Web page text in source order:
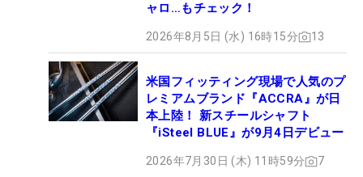
ャロ…もチェック！
2026年8月5日 (水) 16時15分 13
米国フィッティング現場で人気のプ
レミアムブランド『ACCRA』が日
本上陸！ 新スチールシャフト
『iSteel BLUE』が9月4日デビュー
2026年7月30日 (木) 11時59分 7